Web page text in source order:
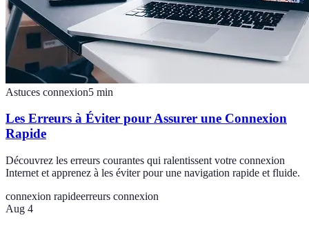
Astuces connexion5 min
Les Erreurs à Éviter pour Assurer une Connexion
Rapide
Découvrez les erreurs courantes qui ralentissent votre connexion
Internet et apprenez à les éviter pour une navigation rapide et fluide.
connexion rapideerreurs connexion
Aug 4